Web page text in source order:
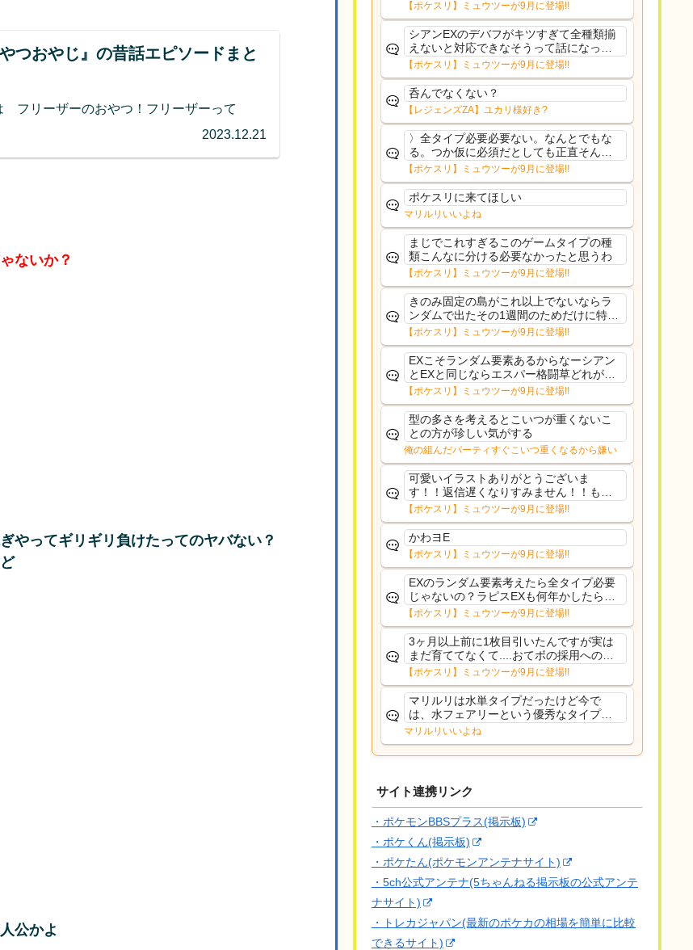
つおやじ』の昔話エピソードまと
フリーザーのおやつ！フリーザーって
2023.12.21
ないか？
やってギリギリ負けたってのヤバない？
公かよ
果のみフェアリーノーマルとか引いたら
まともに料理も作れないし終わり控えめ
に言ってカス
【ポケスリ】ミュウツーが9月に登場!!
シアンEXのデバフがキツすぎて全種類揃
えないと対応できなそうって話になって
るわ
【ポケスリ】ミュウツーが9月に登場!!
呑んでなくない？
【レジェンズZA】ユカリ様好き?
〉全タイプ必要必要ない。なんとでもな
る。つか仮に必須だとしても正直そんな
もんに付き合う気は無い。運営は時間の
リソースを甘く見すぎなのよ。ポケスリ
やったことないやろうなと思ってる。〉
ラピスEX最短二年後...
【ポケスリ】ミュウツーが9月に登場!!
ポケスリに来てほしい
マリルリいいよね
まじでこれすぎるこのゲームタイプの種
類こんなに分ける必要なかったと思うわ
【ポケスリ】ミュウツーが9月に登場!!
きのみ固定の島がこれ以上でないならラ
ンダムで出たその1週間のためだけに特定
のタイプにリソース割くのなんだかむな
しい気がするわ出番がないってわけじゃ
ないから無駄ではないんだけど
【ポケスリ】ミュウツーが9月に登場!!
EXこそランダム要素あるからなーシアン
とEXと同じならエスパー格闘草どれが事
前に来るか分からんから、積む必要があ
るミュウツーは使いにくくね？って思っ
た
【ポケスリ】ミュウツーが9月に登場!!
型の多さを考えるとこいつが重くないこ
との方が珍しい気がする
俺の組んだパーティすぐこいつ重くなるから嫌い
可愛いイラストありがとうございま
す！！返信遅くなりすみません！！もう
少ししたら通常再開できます！
【ポケスリ】ミュウツーが9月に登場!!
かわヨE
【ポケスリ】ミュウツーが9月に登場!!
EXのランダム要素考えたら全タイプ必要
じゃないの？ラピスEXも何年かしたら来
るだろうし後から厳選したい育てたいっ
て思ってもどうにもならないのがこのゲ
ームだしな
【ポケスリ】ミュウツーが9月に登場!!
3ヶ月以上前に1枚目引いたんですが実は
まだ育ててなくて....おてボの採用への影
響は勉強になります。ありがとうござい
ますオイルはだいぶ強めのABBレントラ
ーいて芋の方が不安なんで1枚目にしよう
かなと思...
【ポケスリ】ミュウツーが9月に登場!!
マリルリは水単タイプだったけど今で
は、水フェアリーという優秀なタイプだ
な、後特性力持ちって見た目と全然違う
な
マリルリいいよね
サイト連携リンク
・ポケモンBBSプラス(掲示板)
・ポケくん(掲示板)
・ポケたん(ポケモンアンテナサイト)
・5ch公式アンテナ(5ちゃんねる掲示板の公式アンテ
ナサイト)
・トレカジャパン(最新のポケカの相場を簡単に比較
できるサイト)